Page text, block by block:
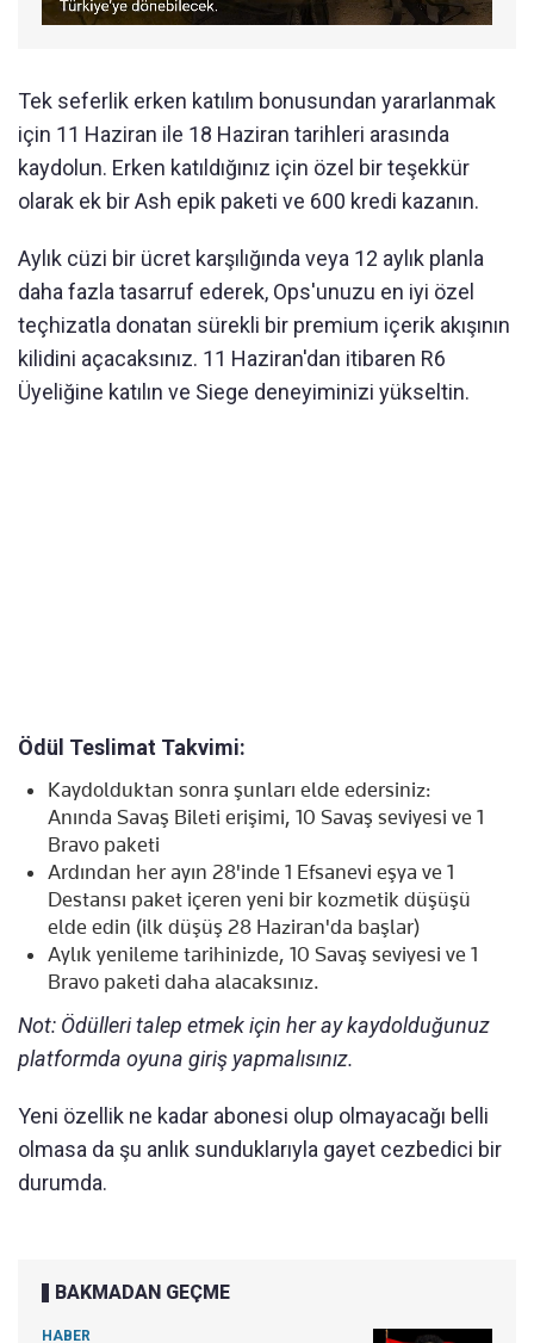
Tek seferlik erken katılım bonusundan yararlanmak
için 11 Haziran ile 18 Haziran tarihleri arasında
kaydolun. Erken katıldığınız için özel bir teşekkür
olarak ek bir Ash epik paketi ve 600 kredi kazanın.
Aylık cüzi bir ücret karşılığında veya 12 aylık planla
daha fazla tasarruf ederek, Ops'unuzu en iyi özel
teçhizatla donatan sürekli bir premium içerik akışının
kilidini açacaksınız. 11 Haziran'dan itibaren R6
Üyeliğine katılın ve Siege deneyiminizi yükseltin.
Ödül Teslimat Takvimi:
Kaydolduktan sonra şunları elde edersiniz:
Anında Savaş Bileti erişimi, 10 Savaş seviyesi ve 1
Bravo paketi
Ardından her ayın 28'inde 1 Efsanevi eşya ve 1
Destansı paket içeren yeni bir kozmetik düşüşü
elde edin (ilk düşüş 28 Haziran'da başlar)
Aylık yenileme tarihinizde, 10 Savaş seviyesi ve 1
Bravo paketi daha alacaksınız.
Not: Ödülleri talep etmek için her ay kaydolduğunuz
platformda oyuna giriş yapmalısınız.
Yeni özellik ne kadar abonesi olup olmayacağı belli
olmasa da şu anlık sunduklarıyla gayet cezbedici bir
durumda.
BAKMADAN GEÇME
HABER